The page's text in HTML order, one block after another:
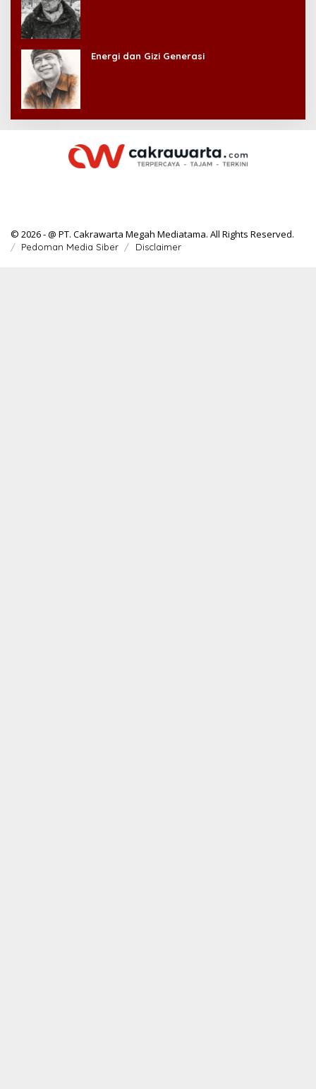
Energi dan Gizi Generasi
© 2026 - @ PT. Cakrawarta Megah Mediatama. All Rights Reserved.
Pedoman Media Siber Disclaimer